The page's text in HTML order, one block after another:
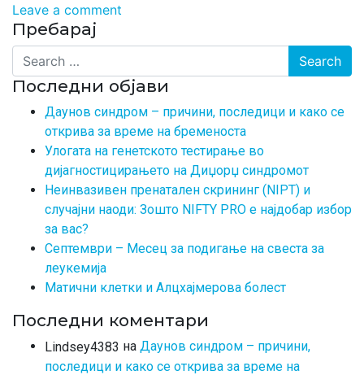
Leave a comment
Пребарај
Search
Последни објави
Даунов синдром – причини, последици и како се
открива за време на бременоста
Улогата на генетското тестирање во
дијагностицирањето на Диџорџ синдромот
Неинвазивен пренатален скрининг (NIPT) и
случајни наоди: Зошто NIFTY PRO е најдобар избор
за вас?
Септември – Месец за подигање на свеста за
леукемија
Матични клетки и Алцхајмерова болест
Последни коментари
Lindsey4383 на Даунов синдром – причини,
последици и како се открива за време на